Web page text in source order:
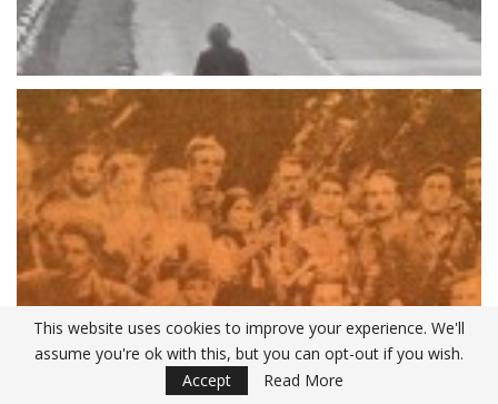
This website uses cookies to improve your experience. We'll
assume you're ok with this, but you can opt-out if you wish.
Accept
Read More